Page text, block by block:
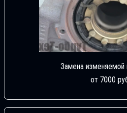
Замена изменяемой
от 7000